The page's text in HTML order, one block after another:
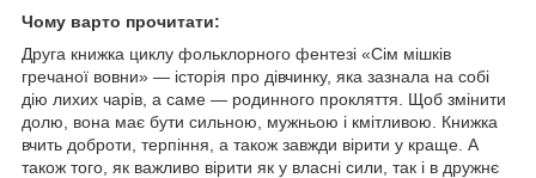
Чому варто прочитати:
Друга книжка циклу фольклорного фентезі «Сім мішків
гречаної вовни» — історія про дівчинку, яка зазнала на собі
дію лихих чарів, а саме — родинного прокляття. Щоб змінити
долю, вона має бути сильною, мужньою і кмітливою. Книжка
вчить доброти, терпіння, а також завжди вірити у краще. А
також того, як важливо вірити як у власні сили, так і в дружнє